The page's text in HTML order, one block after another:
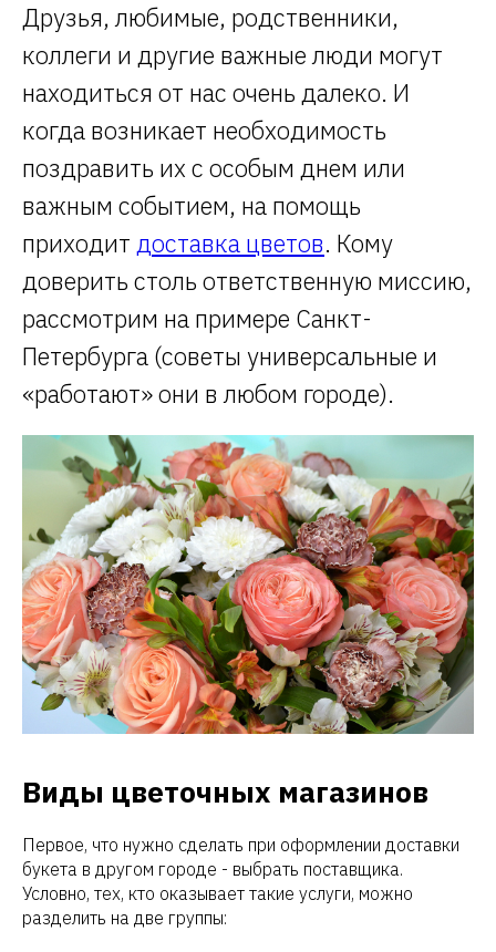
Друзья, любимые, родственники,
коллеги и другие важные люди могут
находиться от нас очень далеко. И
когда возникает необходимость
поздравить их с особым днем или
важным событием, на помощь
приходит доставка цветов. Кому
доверить столь ответственную миссию,
рассмотрим на примере Санкт-
Петербурга (советы универсальные и
«работают» они в любом городе).
Виды цветочных магазинов
Первое, что нужно сделать при оформлении доставки
букета в другом городе - выбрать поставщика.
Условно, тех, кто оказывает такие услуги, можно
разделить на две группы: